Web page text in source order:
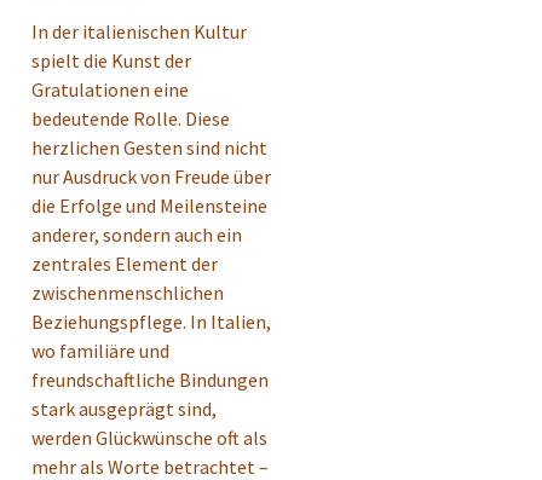
In der italienischen Kultur
spielt die Kunst der
Gratulationen eine
bedeutende Rolle. Diese
herzlichen Gesten sind nicht
nur Ausdruck von Freude über
die Erfolge und Meilensteine
anderer, sondern auch ein
zentrales Element der
zwischenmenschlichen
Beziehungspflege. In Italien,
wo familiäre und
freundschaftliche Bindungen
stark ausgeprägt sind,
werden Glückwünsche oft als
mehr als Worte betrachtet –